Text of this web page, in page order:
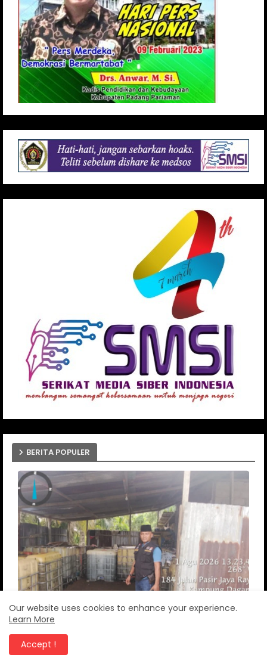
BERITA POPULER
Gudang Penimbunan Minyak Bersubsidi Di
Kelurahan Kampung dagang diminta Kapolres
Our website uses cookies to enhance your experience.
Learn More
Accept !